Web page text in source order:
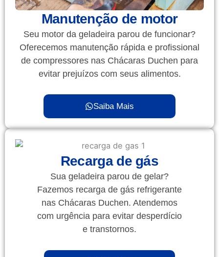
Manutenção de motor
Seu motor da geladeira parou de funcionar?
Oferecemos manutenção rápida e profissional
de compressores nas Chácaras Duchen para
evitar prejuízos com seus alimentos.
Saiba Mais
Recarga de gás
Sua geladeira parou de gelar?
Fazemos recarga de gás refrigerante
nas Chácaras Duchen. Atendemos
com urgência para evitar desperdício
e transtornos.